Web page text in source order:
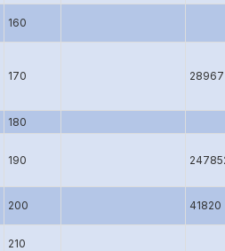
160
170
180
190
200 41820
210